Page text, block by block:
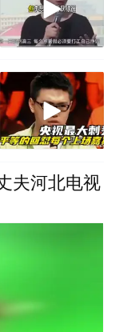
夫河北电视